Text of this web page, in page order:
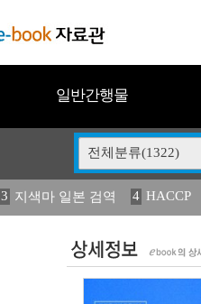
일반간행물
전체분류(1322)
3 지색마 일본 검역 4 HACCP
성 식물 도감 13 媛 異 14